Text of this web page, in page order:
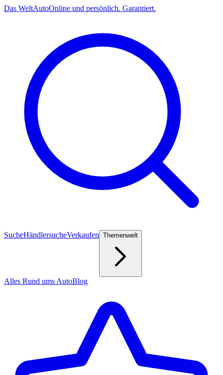
Das WeltAutoOnline und persönlich. Garantiert.
SucheHändlersucheVerkaufen Themenwelt
Alles Rund ums AutoBlog